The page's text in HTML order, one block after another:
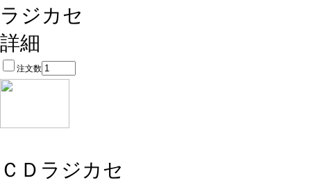
ラジカセ
詳細
注文数
ＣＤラジカセ